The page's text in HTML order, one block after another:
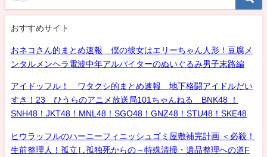
おすすめサイト
おネコさん的まとめ速報 僕の彼女はエリーちゃん人形！豆腐メ
ンタルメンヘラ電波中年アルバイターのぬいぐるみ男子末路編
アイドッフル！ ワタクシ的まとめ速報 地下格闘アイドルだい
すき！23 ひうらのアニメ放送局101ちゃんねる BNK48 ！
SNH48！JKT48！MNL48！SGO48！GNZ48！STU48！SKE48
ヒウラッフルのハーニーフィニッシュゴミ屋敷補完計画 ＜必殺！
生前整理人！孤立し孤独死からの～特殊清掃・遺品整理への道F